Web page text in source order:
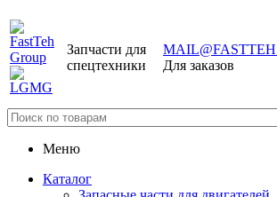
Запчасти для
спецтехники
Для заказов
Меню
Каталог